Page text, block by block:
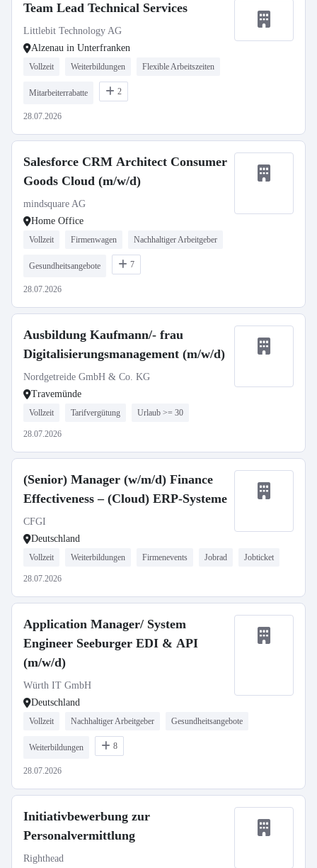
Team Lead Technical Services
Littlebit Technology AG
Alzenau in Unterfranken
Vollzeit Weiterbildungen Flexible Arbeitszeiten
Mitarbeiterrabatte 2
28.07.2026
Salesforce CRM Architect Consumer
Goods Cloud (m/w/d)
mindsquare AG
Home Office
Vollzeit Firmenwagen Nachhaltiger Arbeitgeber
Gesundheitsangebote 7
28.07.2026
Ausbildung Kaufmann/- frau
Digitalisierungsmanagement (m/w/d)
Nordgetreide GmbH & Co. KG
Travemünde
Vollzeit Tarifvergütung Urlaub >= 30
28.07.2026
(Senior) Manager (w/m/d) Finance
Effectiveness – (Cloud) ERP-Systeme
CFGI
Deutschland
Vollzeit Weiterbildungen Firmenevents Jobrad Jobticket
28.07.2026
Application Manager/ System
Engineer Seeburger EDI & API
(m/w/d)
Würth IT GmbH
Deutschland
Vollzeit Nachhaltiger Arbeitgeber Gesundheitsangebote
Weiterbildungen 8
28.07.2026
Initiativbewerbung zur
Personalvermittlung
Righthead